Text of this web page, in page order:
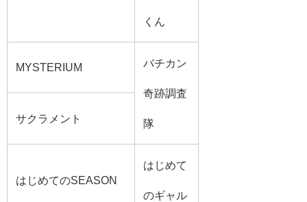
くん
MYSTERIUM バチカン
奇跡調査
隊
サクラメント
はじめてのSEASON
はじめて
のギャル